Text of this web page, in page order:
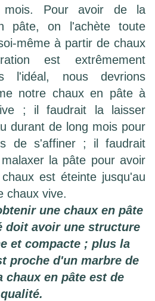
mois. Pour avoir de la
pâte, on l'achète toute
même à partir de chaux
est extrêmement
l'idéal, nous devrions
notre chaux en pâte à
; il faudrait la laisser
durant de long mois pour
de s'affiner ; il faudrait
la pâte pour avoir
est éteinte jusqu'au
chaux vive.
une chaux en pâte
doit avoir une structure
et compacte ; plus la
proche d'un marbre de
chaux en pâte est de
qualité.